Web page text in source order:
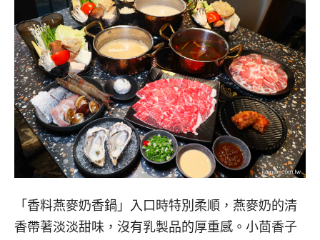
「香料燕麥奶香鍋」入口時特別柔順，燕麥奶的清
香帶著淡淡甜味，沒有乳製品的厚重感。小茴香子